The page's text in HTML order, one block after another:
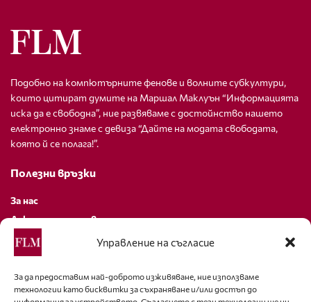
Управление на съгласие
За да предоставим най-доброто изживяване, ние използваме
технологии като бисквитки за съхраняване и/или достъп до
Подобно на компютърните фенове и волните субкултури,
които цитират думите на Маршал Маклуън “Информацията
иска да е свободна”, ние развяваме с достойнство нашето
електронно знаме с девиза “Дайте на модата свободата,
която й се полага!”.
Полезни връзки
За нас
Декларация за поверителност
Политика за бисквитки
За контакти